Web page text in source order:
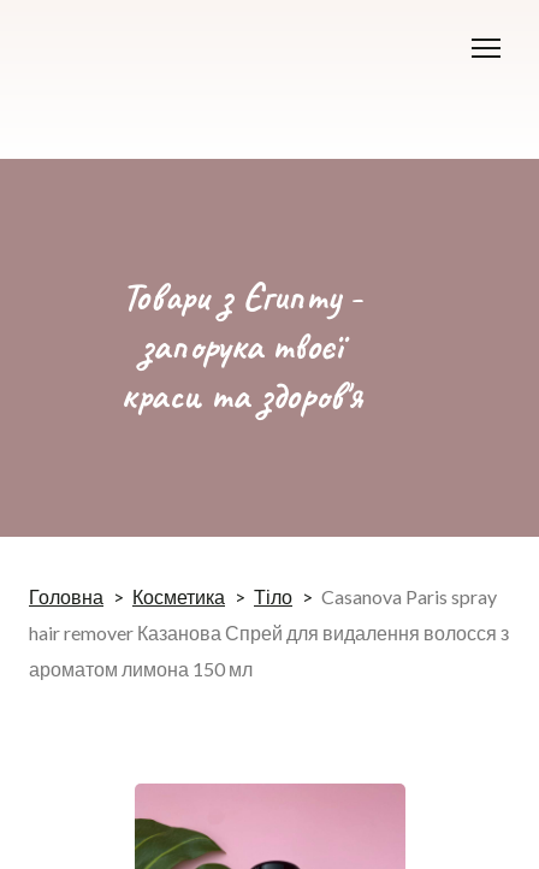
Товари з Єгипту -
запорука твоєї
краси та здоров'я
Головна Косметика Тіло
Casanova Paris spray
hair remover Казанова Спрей для видалення волосся з
ароматом лимона 150 мл